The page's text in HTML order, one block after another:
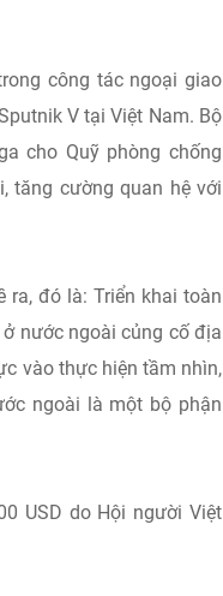
công tác ngoại giao
V tại Việt Nam. Bộ
cho Quỹ phòng chống
tăng cường quan hệ với
ra, đó là: Triển khai toàn
nước ngoài củng cố địa
vào thực hiện tầm nhìn,
ngoài là một bộ phận
USD do Hội người Việt